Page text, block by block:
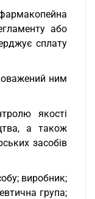
або
сплату
ним
якості
а також
засобів
виробник;
група;